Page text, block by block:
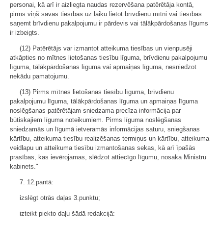
personai, kā arī ir aizliegta naudas rezervēšana patērētāja kontā,
pirms viņš savas tiesības uz laiku lietot brīvdienu mītni vai tiesības
saņemt brīvdienu pakalpojumu ir pārdevis vai tālākpārdošanas līgums
ir izbeigts.
(12) Patērētājs var izmantot atteikuma tiesības un vienpusēji
atkāpties no mītnes lietošanas tiesību līguma, brīvdienu pakalpojumu
līguma, tālākpārdošanas līguma vai apmaiņas līguma, nesniedzot
nekādu pamatojumu.
(13) Pirms mītnes lietošanas tiesību līguma, brīvdienu
pakalpojumu līguma, tālākpārdošanas līguma un apmaiņas līguma
noslēgšanas patērētājam sniedzama precīza informācija par
būtiskajiem līguma noteikumiem. Pirms līguma noslēgšanas
sniedzamās un līgumā ietveramās informācijas saturu, sniegšanas
kārtību, atteikuma tiesību realizēšanas termiņus un kārtību, atteikuma
veidlapu un atteikuma tiesību izmantošanas sekas, kā arī īpašās
prasības, kas ievērojamas, slēdzot attiecīgo līgumu, nosaka Ministru
kabinets."
7. 12.pantā:
izslēgt otrās daļas 3.punktu;
izteikt piekto daļu šādā redakcijā: